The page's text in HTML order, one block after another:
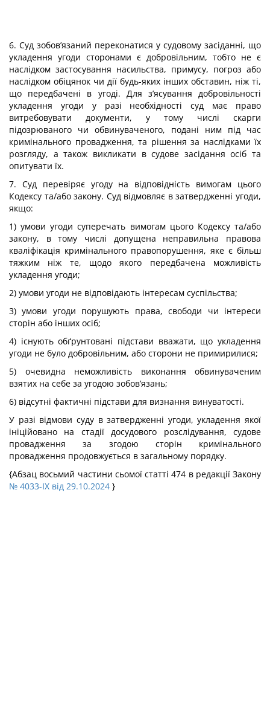
6. Суд зобов’язаний переконатися у судовому засіданні, що
укладення угоди сторонами є добровільним, тобто не є
наслідком застосування насильства, примусу, погроз або
наслідком обіцянок чи дії будь-яких інших обставин, ніж ті,
що передбачені в угоді. Для з’ясування добровільності
укладення угоди у разі необхідності суд має право
витребовувати документи, у тому числі скарги
підозрюваного чи обвинуваченого, подані ним під час
кримінального провадження, та рішення за наслідками їх
розгляду, а також викликати в судове засідання осіб та
опитувати їх.
7. Суд перевіряє угоду на відповідність вимогам цього
Кодексу та/або закону. Суд відмовляє в затвердженні угоди,
якщо:
1) умови угоди суперечать вимогам цього Кодексу та/або
закону, в тому числі допущена неправильна правова
кваліфікація кримінального правопорушення, яке є більш
тяжким ніж те, щодо якого передбачена можливість
укладення угоди;
2) умови угоди не відповідають інтересам суспільства;
3) умови угоди порушують права, свободи чи інтереси
сторін або інших осіб;
4) існують обґрунтовані підстави вважати, що укладення
угоди не було добровільним, або сторони не примирилися;
5) очевидна неможливість виконання обвинуваченим
взятих на себе за угодою зобов’язань;
6) відсутні фактичні підстави для визнання винуватості.
У разі відмови суду в затвердженні угоди, укладення якої
ініційовано на стадії досудового розслідування, судове
провадження за згодою сторін кримінального
провадження продовжується в загальному порядку.
{Абзац восьмий частини сьомої статті 474 в редакції Закону
№ 4033-IX від 29.10.2024 }